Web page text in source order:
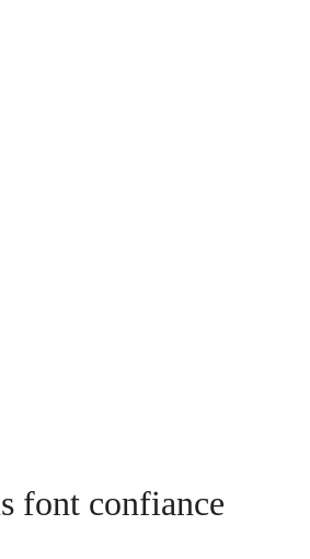
font confiance